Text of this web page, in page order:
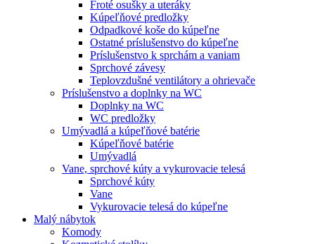
Froté osušky a uteráky
Kúpeľňové predložky
Odpadkové koše do kúpeľne
Ostatné príslušenstvo do kúpeľne
Príslušenstvo k sprchám a vaniam
Sprchové závesy
Teplovzdušné ventilátory a ohrievače
Príslušenstvo a doplnky na WC
Doplnky na WC
WC predložky
Umývadlá a kúpeľňové batérie
Kúpeľňové batérie
Umývadlá
Vane, sprchové kúty a vykurovacie telesá
Sprchové kúty
Vane
Vykurovacie telesá do kúpeľne
Malý nábytok
Komody